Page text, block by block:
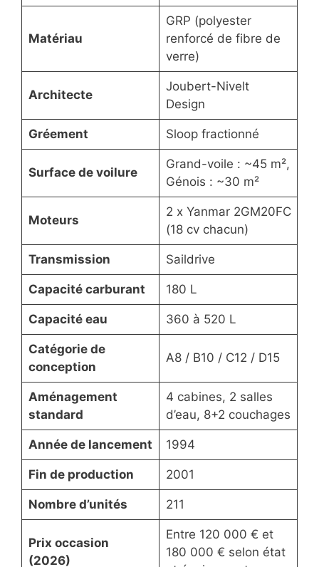
Matériau
GRP (polyester
renforcé de fibre de
verre)
Architecte
Joubert-Nivelt
Design
Gréement Sloop fractionné
Surface de voilure
Grand-voile : ~45 m²,
Génois : ~30 m²
Moteurs
2 x Yanmar 2GM20FC
(18 cv chacun)
Transmission Saildrive
Capacité carburant 180 L
Capacité eau 360 à 520 L
Catégorie de
conception
A8 / B10 / C12 / D15
Aménagement
standard
4 cabines, 2 salles
d’eau, 8+2 couchages
Année de lancement 1994
Fin de production 2001
Nombre d’unités 211
Prix occasion
(2026)
Entre 120 000 € et
180 000 € selon état